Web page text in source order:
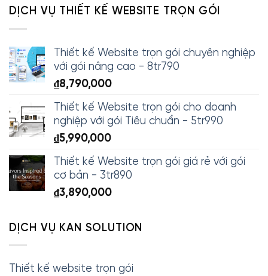
DỊCH VỤ THIẾT KẾ WEBSITE TRỌN GÓI
Thiết kế Website trọn gói chuyên nghiệp
với gói nâng cao - 8tr790
₫8,790,000
Thiết kế Website trọn gói cho doanh
nghiệp với gói Tiêu chuẩn - 5tr990
₫5,990,000
Thiết kế Website trọn gói giá rẻ với gói
cơ bản - 3tr890
₫3,890,000
DỊCH VỤ KAN SOLUTION
Thiết kế website trọn gói